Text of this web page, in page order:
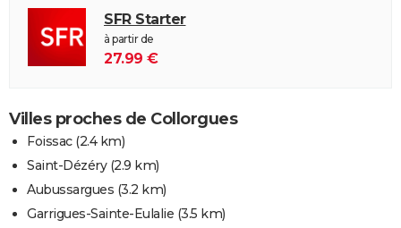
SFR Starter
à partir de
27.99 €
Villes proches de Collorgues
Foissac(2.4 km)
Saint-Dézéry(2.9 km)
Aubussargues (3.2 km)
Garrigues-Sainte-Eulalie (3.5 km)